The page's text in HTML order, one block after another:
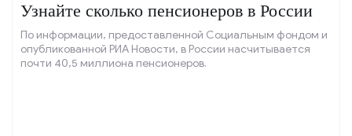
Узнайте сколько пенсионеров в России
По информации, предоставленной Социальным фондом и
опубликованной РИА Новости, в России насчитывается
почти 40,5 миллиона пенсионеров.